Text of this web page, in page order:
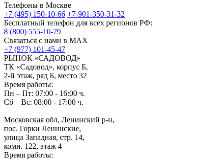
Телефоны в Москве
+7 (495) 150-10-66 +7-901-350-31-32
Бесплатный телефон для всех регионов РФ:
8 (800) 555-10-79
Связаться с нами в MAX
+7 (977) 101-45-47
РЫНОК «САДОВОД»
ТК «Садовод», корпус Б,
2‑й этаж, ряд Б, место 32
Время работы:
Пн – Пт: 07:00 - 16:00 ч.
Сб – Вс: 08:00 - 17:00 ч.
Московская обл, Ленинский р-н,
пос. Горки Ленинские,
улица Западная, стр. 14,
комн. 122, этаж 4
Время работы: